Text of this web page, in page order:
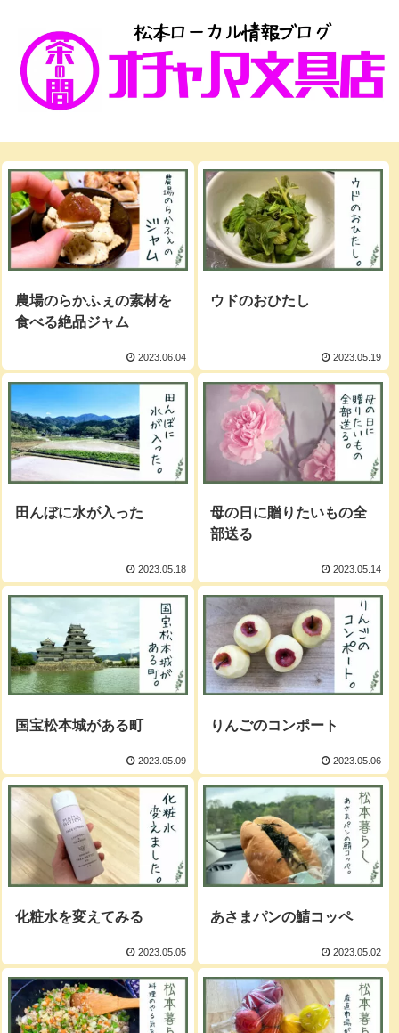
農場のらかふぇの素材を
食べる絶品ジャム
2023.06.04
ウドのおひたし
2023.05.19
田んぼに水が入った
2023.05.18
母の日に贈りたいもの全
部送る
2023.05.14
国宝松本城がある町
2023.05.09
りんごのコンポート
2023.05.06
化粧水を変えてみる
2023.05.05
あさまパンの鯖コッペ
2023.05.02